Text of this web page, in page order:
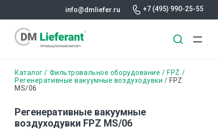
основному
info@dmliefer.ru +7 (495) 990-25-55
Строка
навигации
Каталог Фильтровальное оборудование
FPZ
Регенеративные вакуумные воздуходувки
FPZ
MS/06
Регенеративные вакуумные
воздуходувки FPZ MS/06